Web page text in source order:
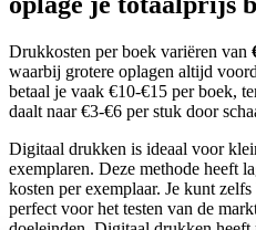
Drukkosten per boek variëren van
waarbij grotere oplagen altijd
betaal je vaak €10-€15 per boek,
daalt naar €3-€6 per stuk door
Digitaal drukken is ideaal voor
exemplaren. Deze methode heeft
kosten per exemplaar. Je kunt
perfect voor het testen van de